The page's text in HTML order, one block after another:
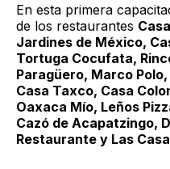
En esta primera
de los restaurantes
Jardines de México,
Tortuga Cocufata,
Paragüero, Marco
Casa Taxco, Casa
Oaxaca Mío, Leños
Cazó de Acapatzingo,
Restaurante y Las